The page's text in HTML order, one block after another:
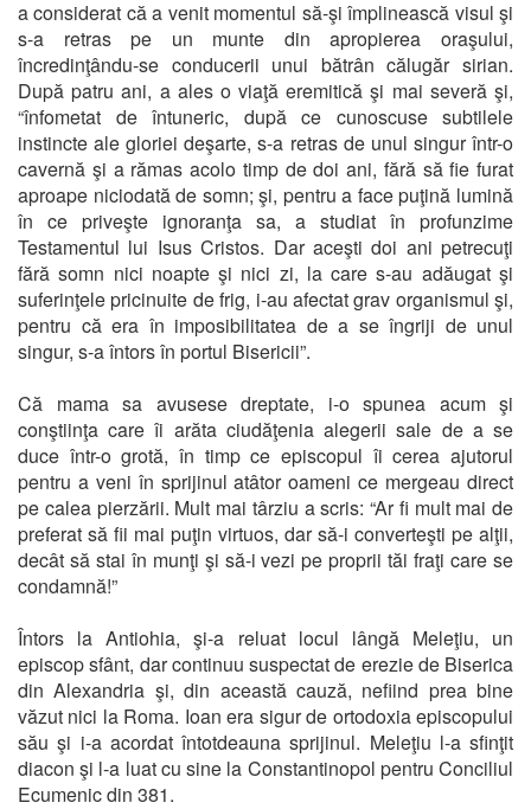
a considerat că a venit momentul să-şi împlinească visul şi
s-a retras pe un munte din apropierea oraşului,
încredinţându-se conducerii unui bătrân călugăr sirian.
După patru ani, a ales o viaţă eremitică şi mai severă şi,
“înfometat de întuneric, după ce cunoscuse subtilele
instincte ale gloriei deşarte, s-a retras de unul singur într-o
cavernă şi a rămas acolo timp de doi ani, fără să fie furat
aproape niciodată de somn; şi, pentru a face puţină lumină
în ce priveşte ignoranţa sa, a studiat în profunzime
Testamentul lui Isus Cristos. Dar aceşti doi ani petrecuţi
fără somn nici noapte şi nici zi, la care s-au adăugat şi
suferinţele pricinuite de frig, i-au afectat grav organismul şi,
pentru că era în imposibilitatea de a se îngriji de unul
singur, s-a întors în portul Bisericii”.
Că mama sa avusese dreptate, i-o spunea acum şi
conştiinţa care îi arăta ciudăţenia alegerii sale de a se
duce într-o grotă, în timp ce episcopul îi cerea ajutorul
pentru a veni în sprijinul atâtor oameni ce mergeau direct
pe calea pierzării. Mult mai târziu a scris: “Ar fi mult mai de
preferat să fii mai puţin virtuos, dar să-i converteşti pe alţii,
decât să stai în munţi şi să-i vezi pe proprii tăi fraţi care se
condamnă!”
Întors la Antiohia, şi-a reluat locul lângă Meleţiu, un
episcop sfânt, dar continuu suspectat de erezie de Biserica
din Alexandria şi, din această cauză, nefiind prea bine
văzut nici la Roma. Ioan era sigur de ortodoxia episcopului
său şi i-a acordat întotdeauna sprijinul. Meleţiu l-a sfinţit
diacon şi l-a luat cu sine la Constantinopol pentru Conciliul
Ecumenic din 381.